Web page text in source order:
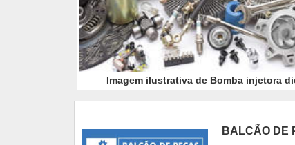
Imagem ilustrativa de Bomba injetora
BALCÃO DE